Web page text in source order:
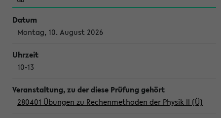
Montag, 10. August 2026
10-13
280401 Übungen zu Rechenmethoden der Physik II (Ü)